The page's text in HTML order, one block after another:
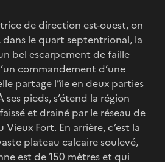
de direction est-ouest, on
le quart septentrional, la
bel escarpement de faille
commandement d’une
partage l’île en deux parties
ses pieds, s’étend la région
et drainé par le réseau de
Fort. En arrière, c’est la
plateau calcaire soulevé,
est de 150 mètres et qui